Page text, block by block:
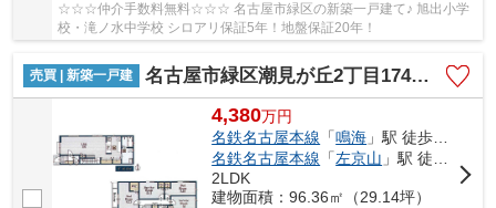
☆☆☆仲介手数料無料☆☆☆ 名古屋市緑区の新築一戸建て♪ 旭出小学
校・滝ノ水中学校 シロアリ保証5年！地盤保証20年！
売買 | 新築一戸建 名古屋市緑区潮見が丘2丁目174【仲介手数料無料】新築一戸建て 4号棟
4,380万円
名鉄名古屋本線 「鳴海 」駅 徒歩22分
名鉄名古屋本線 「左京山 」駅 徒歩23分
2LDK
建物面積：96.36㎡（29.14坪）